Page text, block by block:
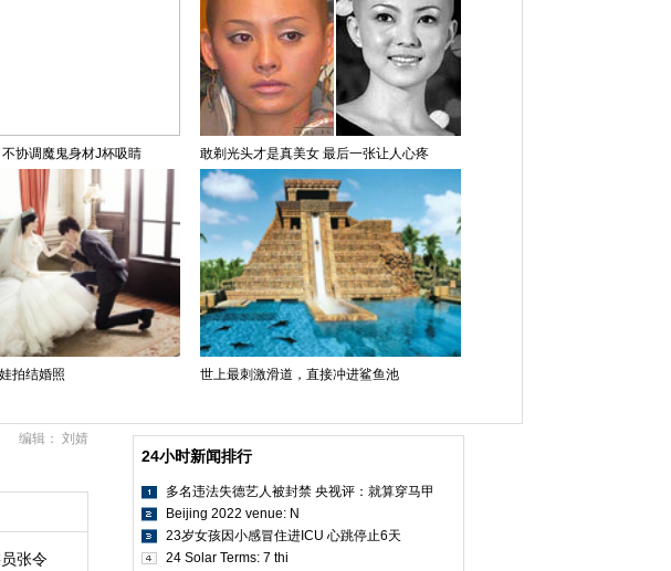
协调魔鬼身材J杯吸睛 敢剃光头才是真美女 最后一张让人心疼
拍结婚照 世上最刺激滑道，直接冲进鲨鱼池
编辑： 刘婧
张令
24小时新闻排行
多名违法失德艺人被封禁 央视评：就算穿马甲
Beijing 2022 venue: N
23岁女孩因小感冒住进ICU 心跳停止6天
24 Solar Terms: 7 thi